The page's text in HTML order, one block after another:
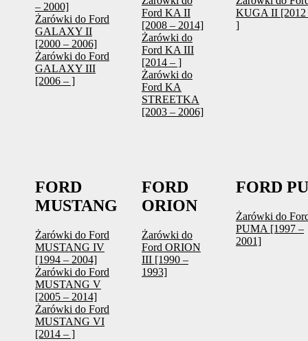
– 2000]
Żarówki do Ford
GALAXY II
[2000 – 2006]
Żarówki do Ford
GALAXY III
[2006 – ]
Ford KA II
[2008 – 2014]
Żarówki do
Ford KA III
[2014 – ]
Żarówki do
Ford KA
STREETKA
[2003 – 2006]
KUGA II [2012
]
FORD
MUSTANG
Żarówki do Ford
MUSTANG IV
[1994 – 2004]
Żarówki do Ford
MUSTANG V
[2005 – 2014]
Żarówki do Ford
MUSTANG VI
[2014 – ]
FORD
ORION
Żarówki do
Ford ORION
III [1990 –
1993]
FORD
Żarówki do
PUMA [1997 –
2001]